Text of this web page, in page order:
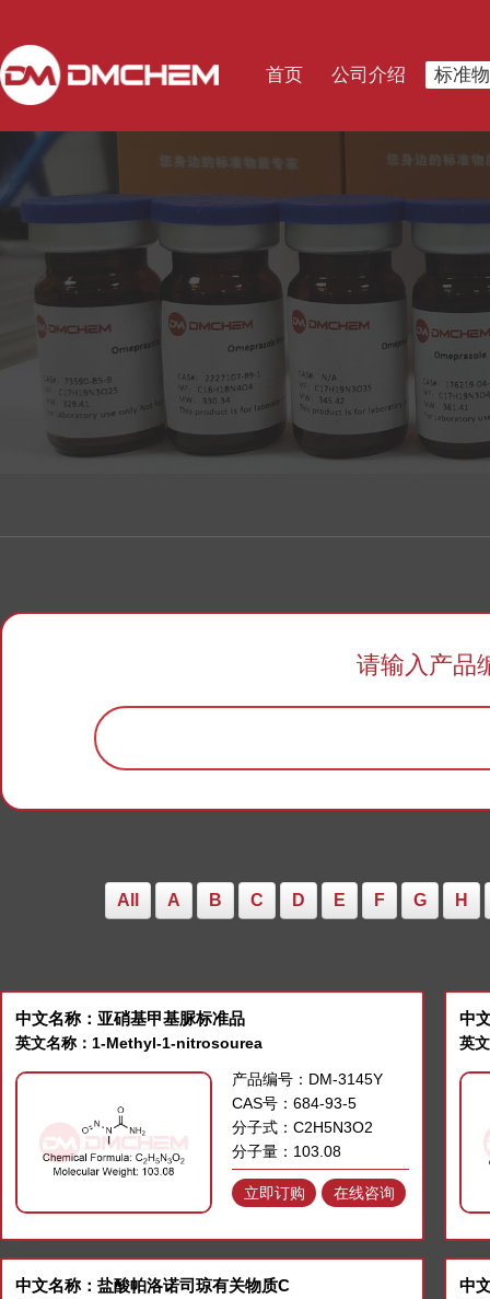
首页 公司介绍 标准
请输入产品
All A B C D E F G H
中文名称：亚硝基甲基脲标准品
英文名称：1-Methyl-1-nitrosourea
产品编号：DM-3145Y
CAS号：684-93-5
分子式：C2H5N3O2
分子量：103.08
立即订购 在线咨询
中
英
中文名称：盐酸帕洛诺司琼有关物质C 中